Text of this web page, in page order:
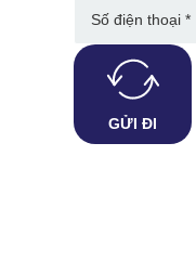
GỬI ĐI